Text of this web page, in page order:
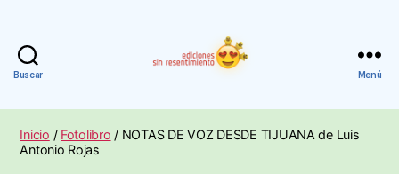
Buscar
Sin
Resentimiento
Menú
Inicio / Fotolibro / NOTAS DE VOZ DESDE TIJUANA de Luis
Antonio Rojas